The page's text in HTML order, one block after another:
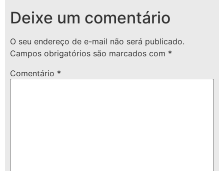
Deixe um comentário
O seu endereço de e-mail não será publicado.
Campos obrigatórios são marcados com *
Comentário *